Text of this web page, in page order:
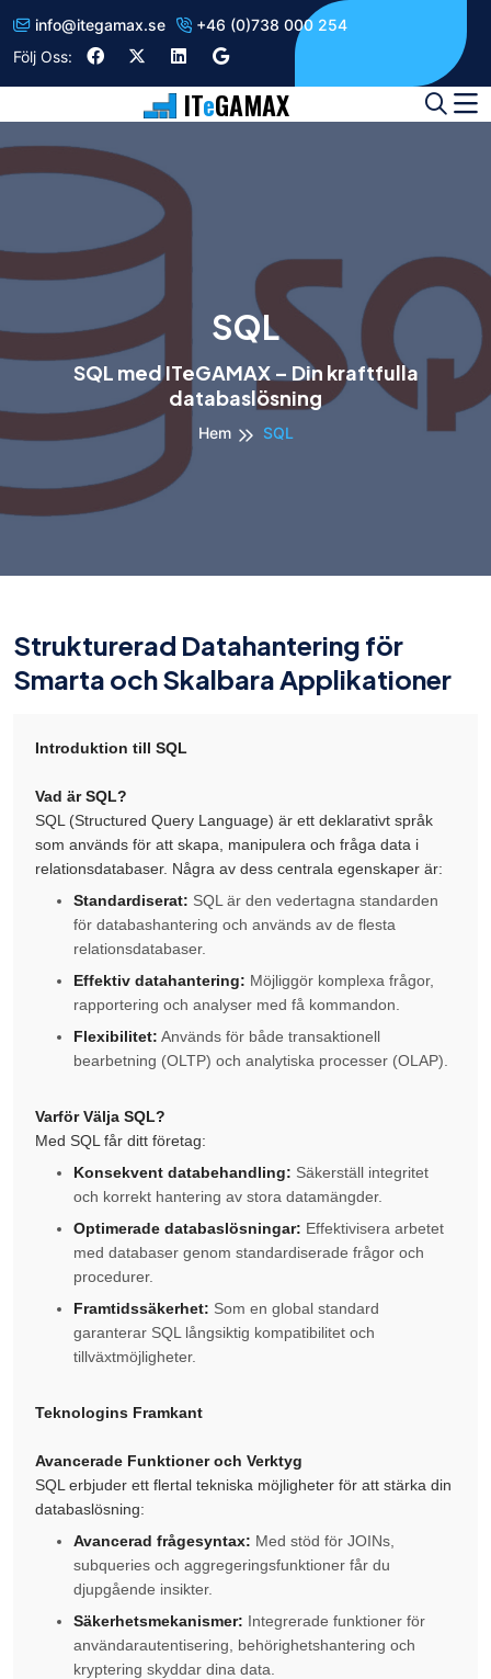
info@itegamax.se
+46 (0)738 000 254
Följ Oss:
ITeGAMAX
SQL
SQL med ITeGAMAX – Din kraftfulla
databaslösning
Hem SQL
Strukturerad Datahantering för
Smarta och Skalbara Applikationer
Introduktion till SQL
Vad är SQL?
SQL (Structured Query Language) är ett deklarativt språk
som används för att skapa, manipulera och fråga data i
relationsdatabaser. Några av dess centrala egenskaper är:
Standardiserat: SQL är den vedertagna standarden
för databashantering och används av de flesta
relationsdatabaser.
Effektiv datahantering: Möjliggör komplexa frågor,
rapportering och analyser med få kommandon.
Flexibilitet: Används för både transaktionell
bearbetning (OLTP) och analytiska processer (OLAP).
Varför Välja SQL?
Med SQL får ditt företag:
Konsekvent databehandling: Säkerställ integritet
och korrekt hantering av stora datamängder.
Optimerade databaslösningar: Effektivisera arbetet
med databaser genom standardiserade frågor och
procedurer.
Framtidssäkerhet: Som en global standard
garanterar SQL långsiktig kompatibilitet och
tillväxtmöjligheter.
Teknologins Framkant
Avancerade Funktioner och Verktyg
SQL erbjuder ett flertal tekniska möjligheter för att stärka din
databaslösning:
Avancerad frågesyntax: Med stöd för JOINs,
subqueries och aggregeringsfunktioner får du
djupgående insikter.
Säkerhetsmekanismer: Integrerade funktioner för
användarautentisering, behörighetshantering och
kryptering skyddar dina data.